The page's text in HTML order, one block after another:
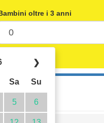
❯
Sa Su
5 6
oltre i 3 anni